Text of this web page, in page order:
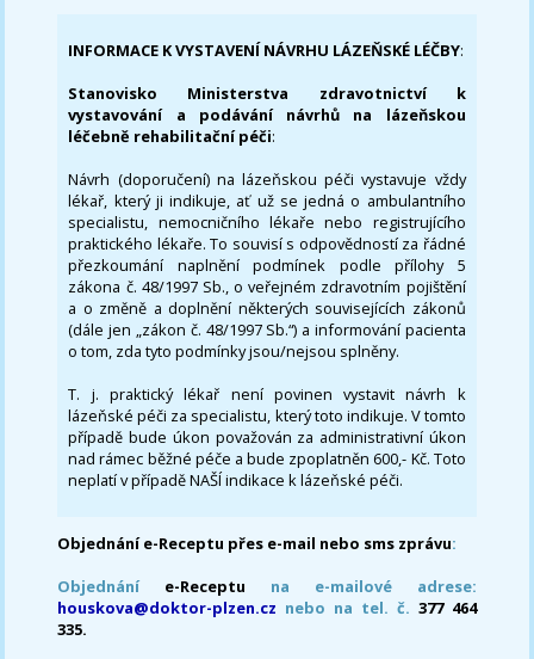
INFORMACE K VYSTAVENÍ NÁVRHU LÁZEŇSKÉ LÉČBY:
Stanovisko Ministerstva zdravotnictví k
vystavování a podávání návrhů na lázeňskou
léčebně rehabilitační péči:
Návrh (doporučení) na lázeňskou péči vystavuje vždy
lékař, který ji indikuje, ať už se jedná o ambulantního
specialistu, nemocničního lékaře nebo registrujícího
praktického lékaře. To souvisí s odpovědností za řádné
přezkoumání naplnění podmínek podle přílohy 5
zákona č. 48/1997 Sb., o veřejném zdravotním pojištění
a o změně a doplnění některých souvisejících zákonů
(dále jen „zákon č. 48/1997 Sb.“) a informování pacienta
o tom, zda tyto podmínky jsou/nejsou splněny.
T. j. praktický lékař není povinen vystavit návrh k
lázeňské péči za specialistu, který toto indikuje. V tomto
případě bude úkon považován za administrativní úkon
nad rámec běžné péče a bude zpoplatněn 600,- Kč. Toto
neplatí v případě NAŠÍ indikace k lázeňské péči.
Objednání e-Receptu přes e-mail nebo sms zprávu:
Objednání e-Receptu na e-mailové adrese:
houskova@doktor-plzen.cz nebo na tel. č. 377 464
335.